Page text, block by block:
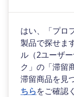
はい、「プロ
製品で探せま
ル（2ユーザ
ク」の「滞留
滞留商品を見
ちらをご確認